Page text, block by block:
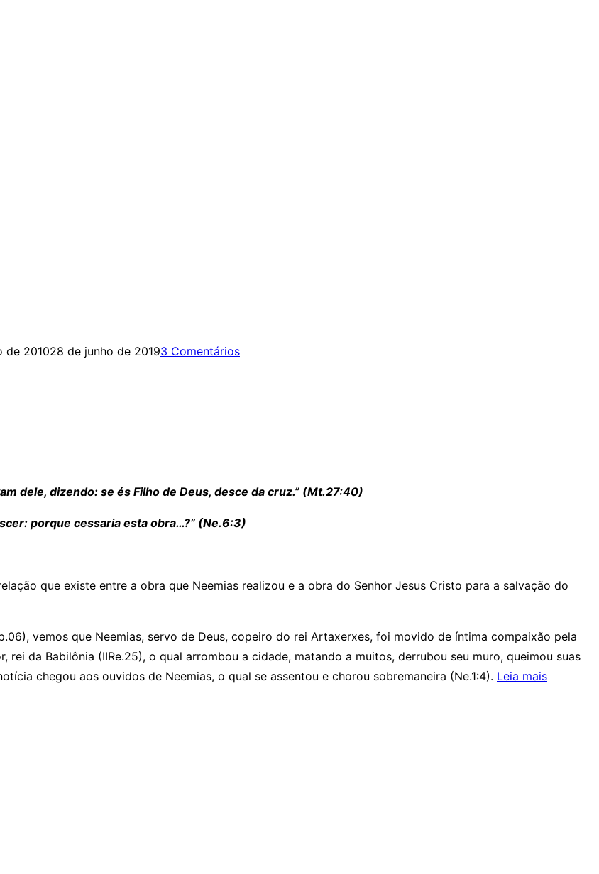
de 201028 de junho de 20193 Comentários
dele, dizendo: se és Filho de Deus, desce da cruz.” (Mt.27:40)
porque cessaria esta obra…?” (Ne.6:3)
que existe entre a obra que Neemias realizou e a obra do Senhor Jesus Cristo para a salvação do
vemos que Neemias, servo de Deus, copeiro do rei Artaxerxes, foi movido de íntima compaixão pela
da Babilônia (IIRe.25), o qual arrombou a cidade, matando a muitos, derrubou seu muro, queimou suas
chegou aos ouvidos de Neemias, o qual se assentou e chorou sobremaneira (Ne.1:4). Leia mais“A